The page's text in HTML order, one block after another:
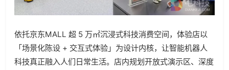
依托京东MALL 超 5 万㎡沉浸式科技消费空间，体验店以
「场景化陈设 + 交互式体验」为设计内核，让智能机器人
科技真正融入人们日常生活。店内规划开放式演示区、深度